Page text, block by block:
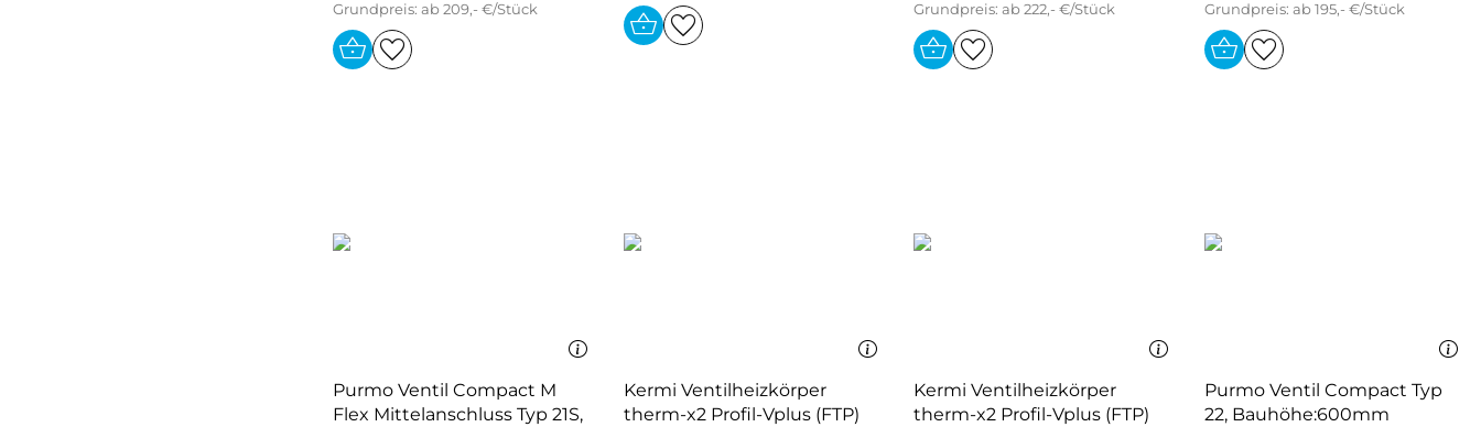
Grundpreis: ab 209,- €/Stück Grundpreis: ab 222,- €/Stück Grundpreis: ab 195,- €/Stück
Purmo Ventil Compact M
Flex Mittelanschluss Typ 21S,
Kermi Ventilheizkörper
therm-x2 Profil-Vplus (FTP)
Kermi Ventilheizkörper
therm-x2 Profil-Vplus (FTP)
Purmo Ventil Compact Typ
22, Bauhöhe:600mm